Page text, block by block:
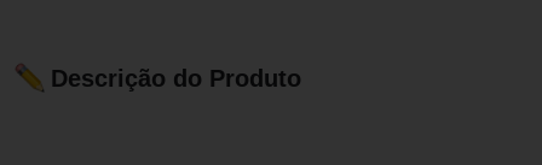
Descrição do Produto